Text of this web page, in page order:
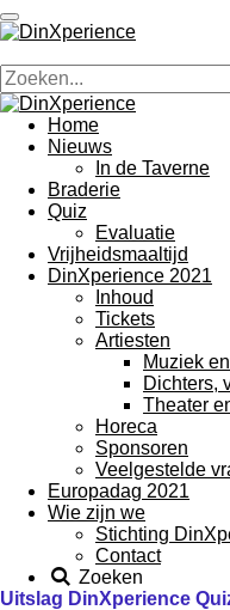
Ga
direct
naar
de
hoofdinhoud
Home
Nieuws
In de Taverne
Braderie
Quiz
Evaluatie
Vrijheidsmaaltijd
DinXperience 2021
Inhoud
Tickets
Artiesten
Muziek
Dichters,
Theater
Horeca
Sponsoren
Veelgestelde
Europadag 2021
Wie zijn we
Stichting
Contact
Zoeken
Uitslag DinXperience